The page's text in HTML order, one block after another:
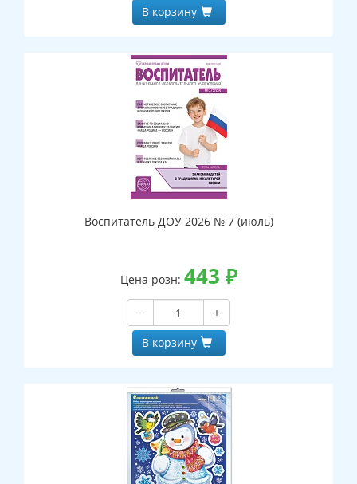
В корзину
Воспитатель ДОУ 2026 № 7 (июль)
Цена розн: 443 ₽
−
+
В корзину